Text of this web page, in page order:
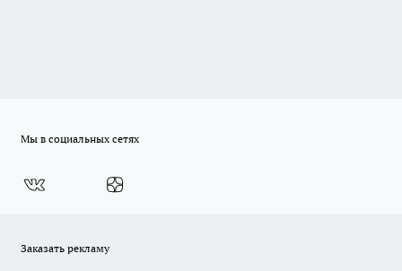
Мы в социальных сетях
Заказать рекламу